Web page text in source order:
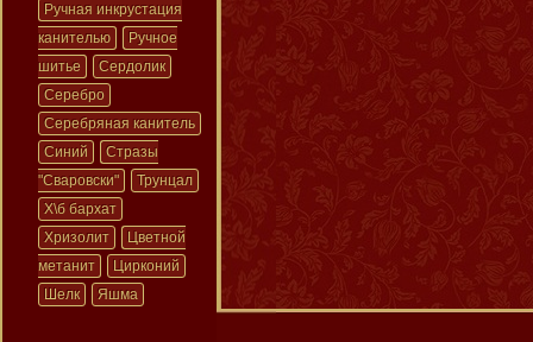
Ручная инкрустация
канителью
Ручное
шитье
Сердолик
Серебро
Серебряная канитель
Синий
Стразы
"Сваровски"
Трунцал
Х\б бархат
Хризолит
Цветной
метанит
Цирконий
Шелк
Яшма